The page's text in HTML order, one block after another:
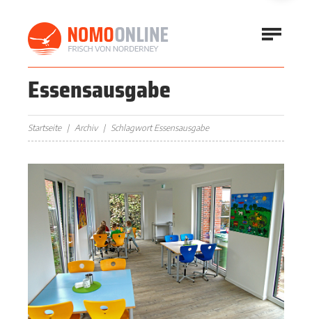
Essensausgabe
Startseite Archiv Schlagwort Essensausgabe